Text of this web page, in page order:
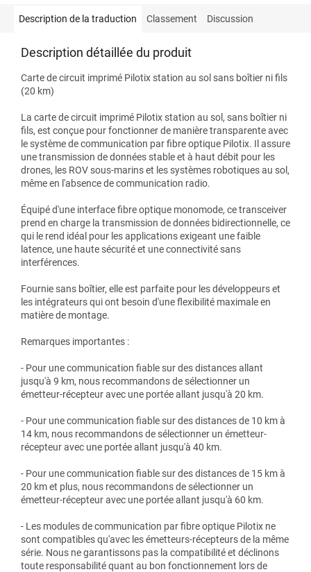
Description de la traduction Classement Discussion
Description détaillée du produit
Carte de circuit imprimé Pilotix station au sol sans boîtier ni fils
(20 km)
La carte de circuit imprimé Pilotix station au sol, sans boîtier ni
fils, est conçue pour fonctionner de manière transparente avec
le système de communication par fibre optique Pilotix. Il assure
une transmission de données stable et à haut débit pour les
drones, les ROV sous-marins et les systèmes robotiques au sol,
même en l'absence de communication radio.
Équipé d'une interface fibre optique monomode, ce transceiver
prend en charge la transmission de données bidirectionnelle, ce
qui le rend idéal pour les applications exigeant une faible
latence, une haute sécurité et une connectivité sans
interférences.
Fournie sans boîtier, elle est parfaite pour les développeurs et
les intégrateurs qui ont besoin d'une flexibilité maximale en
matière de montage.
Remarques importantes :
- Pour une communication fiable sur des distances allant
jusqu'à 9 km, nous recommandons de sélectionner un
émetteur-récepteur avec une portée allant jusqu'à 20 km.
- Pour une communication fiable sur des distances de 10 km à
14 km, nous recommandons de sélectionner un émetteur-
récepteur avec une portée allant jusqu'à 40 km.
- Pour une communication fiable sur des distances de 15 km à
20 km et plus, nous recommandons de sélectionner un
émetteur-récepteur avec une portée allant jusqu'à 60 km.
- Les modules de communication par fibre optique Pilotix ne
sont compatibles qu'avec les émetteurs-récepteurs de la même
série. Nous ne garantissons pas la compatibilité et déclinons
toute responsabilité quant au bon fonctionnement lors de